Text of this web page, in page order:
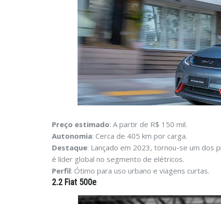
Preço estimado: A partir de R$ 150 mil.
Autonomia: Cerca de 405 km por carga.
Destaque: Lançado em 2023, tornou-se um dos
é líder global no segmento de elétricos.
Perfil: Ótimo para uso urbano e viagens curtas.
2.2 Fiat 500e